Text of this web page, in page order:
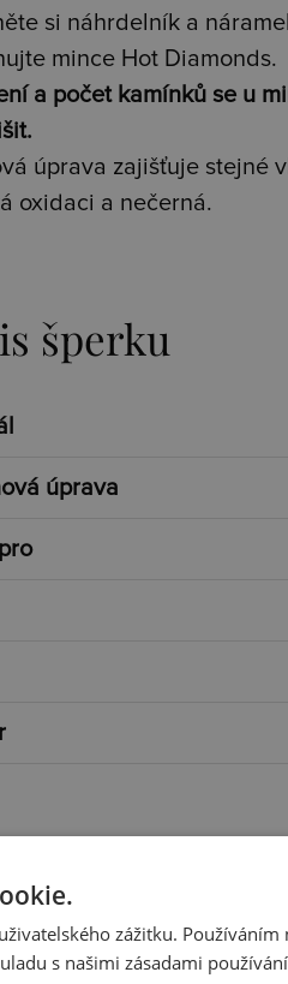
si náhrdelník a
mince Hot Diamonds.
a počet kamínků se u
úprava zajišťuje stejné
oxidaci a nečerná.
šperku
úprava
zážitku. Používáním
s našimi zásadami používání